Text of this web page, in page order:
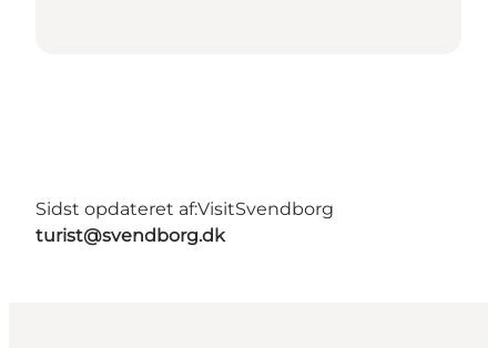
Sidst opdateret af:VisitSvendborg
turist@svendborg.dk